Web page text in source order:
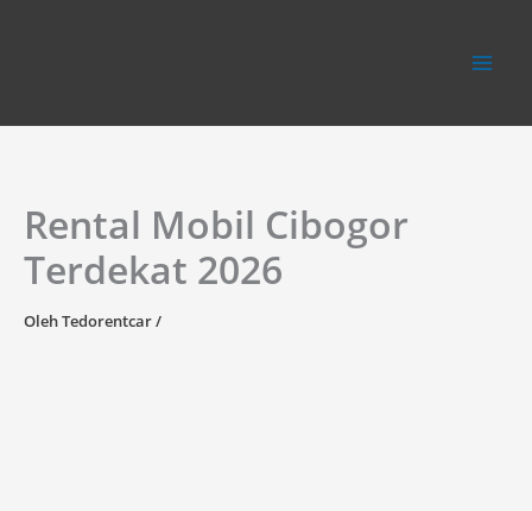
Rental Mobil Cibogor
Terdekat 2026
OlehTedorentcar/